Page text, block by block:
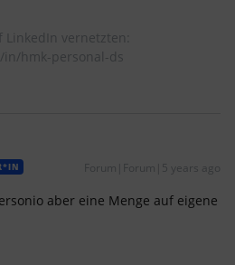
vernetzten:
hmk-personal-ds
Forum|Forum|5 years ago
aber eine Menge auf eigene